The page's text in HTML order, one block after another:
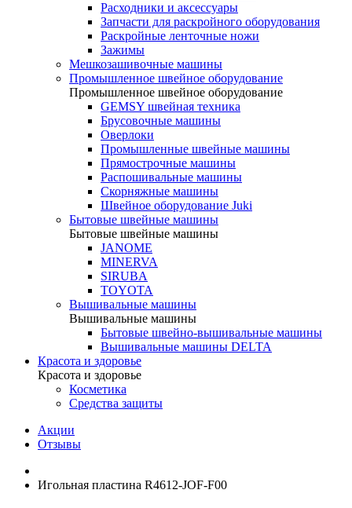
Расходники и аксессуары
Запчасти для раскройного оборудования
Раскройные ленточные ножи
Зажимы
Мешкозашивочные машины
Промышленное швейное оборудование
Промышленное швейное оборудование
GEMSY швейная техника
Брусовочные машины
Оверлоки
Промышленные швейные машины
Прямострочные машины
Распошивальные машины
Скорняжные машины
Швейное оборудование Juki
Бытовые швейные машины
Бытовые швейные машины
JANOME
MINERVA
SIRUBA
TOYOTA
Вышивальные машины
Вышивальные машины
Бытовые швейно-вышивальные машины
Вышивальные машины DELTA
Красота и здоровье
Красота и здоровье
Косметика
Средства защиты
Акции
Отзывы
Игольная пластина R4612-JOF-F00